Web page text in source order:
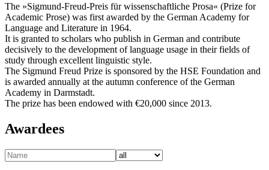
The »Sigmund-Freud-Preis für wissenschaftliche Prosa« (Prize for
Academic Prose) was first awarded by the German Academy for
Language and Literature in 1964.
It is granted to scholars who publish in German and contribute
decisively to the development of language usage in their fields of
study through excellent linguistic style.
The Sigmund Freud Prize is sponsored by the HSE Foundation and
is awarded annually at the autumn conference of the German
Academy in Darmstadt.
The prize has been endowed with €20,000 since 2013.
Awardees